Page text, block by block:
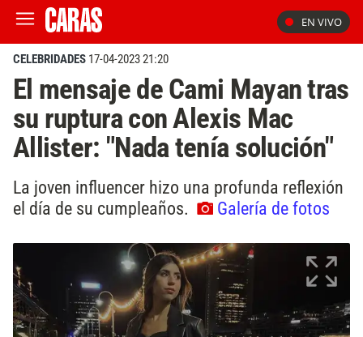
EN VIVO
CELEBRIDADES 17-04-2023 21:20
El mensaje de Cami Mayan tras
su ruptura con Alexis Mac
Allister: "Nada tenía solución"
La joven influencer hizo una profunda reflexión
el día de su cumpleaños.
Galería de fotos